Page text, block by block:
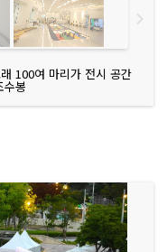
100여 마리가 전시 공간
봉